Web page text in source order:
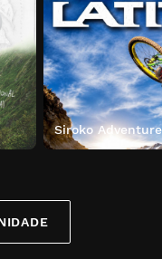
Siroko